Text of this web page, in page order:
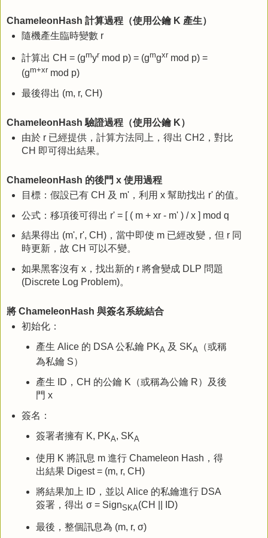
ChameleonHash 計算過程（使用公鑰 K 產生）
隨機產生臨時變數 r
計算出 CH = (gmyr mod p) = (gmgxr mod p) =
(gm+xr mod p)
最後得出 (m, r, CH)
ChameleonHash 驗證過程（使用公鑰 K）
由於 r 已經提供，計算方法同上，得出 CH2，對比
CH 即可得出結果。
ChameleonHash 的後門 x 使用過程
目標：假設已有 CH 及 m'，利用 x 幫助找出 r' 的值。
公式：移項後可得出 r' = [ ( m + xr - m' ) / x ] mod q
結果得出 (m', r', CH)，當中即使 m 已經改變，但 r 同
時更新，故 CH 可以不變。
如果黑客沒有 x，找出新的 r 將會變成 DLP 問題
(Discrete Log Problem)。
將 ChameleonHash 與簽名系統結合
初始化：
產生 Alice 的 DSA 公私鑰 PKA 及 SKA （或稱
為私鑰 S）
產生 ID，CH 的公鑰 K（或稱為公鑰 R）及後
門 x
簽名：
簽署者擁有 K, PKA, SKA
使用 K 將訊息 m 進行 Chameleon Hash，得
出結果 Digest = (m, r, CH)
將結果加上 ID，並以 Alice 的私鑰進行 DSA
簽署，得出 σ = SignSKA(CH || ID)
最後，整個訊息為 (m, r, σ)